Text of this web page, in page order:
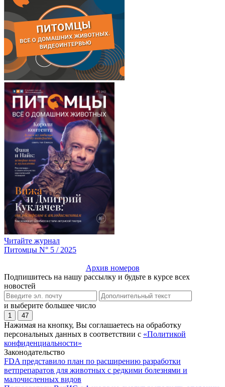
Читайте журнал
Питомцы N° 5 / 2025
Архив номеров
Подпишитесь на нашу рассылку и будьте в курсе всех
новостей
и выберите большее число
1 47
Нажимая на кнопку, Вы соглашаетесь на обработку
персональных данных в соответствии с «Политикой
конфиденциальности»
Законодательство
FDA представило план по расширению разработки
ветпрепаратов для животных с редкими болезнями и
малочисленных видов